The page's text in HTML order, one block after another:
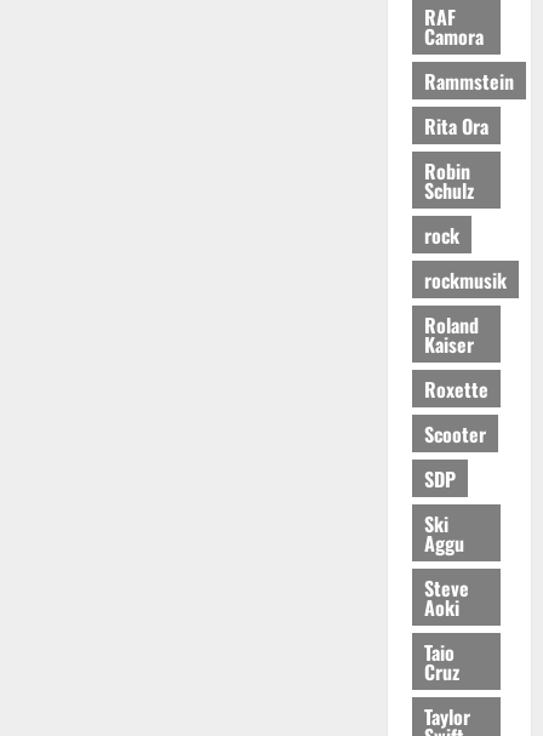
RAF
Camora
Rammstein
Rita Ora
Robin
Schulz
rock
rockmusik
Roland
Kaiser
Roxette
Scooter
SDP
Ski
Aggu
Steve
Aoki
Taio
Cruz
Taylor